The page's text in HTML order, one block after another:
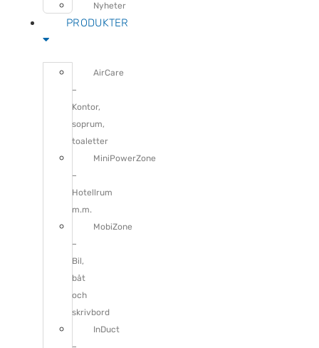
Nyheter
PRODUKTER
AirCare
–
Kontor,
soprum,
toaletter
MiniPowerZone
–
Hotellrum
m.m.
MobiZone
–
Bil,
båt
och
skrivbord
InDuct